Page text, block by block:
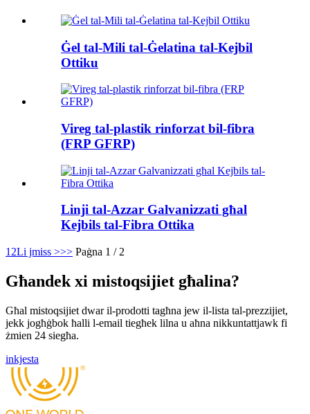
Ġel tal-Mili tal-Ġelatina tal-Kejbil
Ottiku
Vireg tal-plastik rinforzat bil-fibra
(FRP GFRP)
Linji tal-Azzar Galvanizzati għal
Kejbils tal-Fibra Ottika
1 2Li jmiss >>> Paġna 1 / 2
Għandek xi mistoqsijiet għalina?
Għal mistoqsijiet dwar il-prodotti tagħna jew il-lista tal-prezzijiet,
jekk jogħġbok ħalli l-email tiegħek lilna u aħna nikkuntattjawk fi
żmien 24 siegħa.
inkjesta